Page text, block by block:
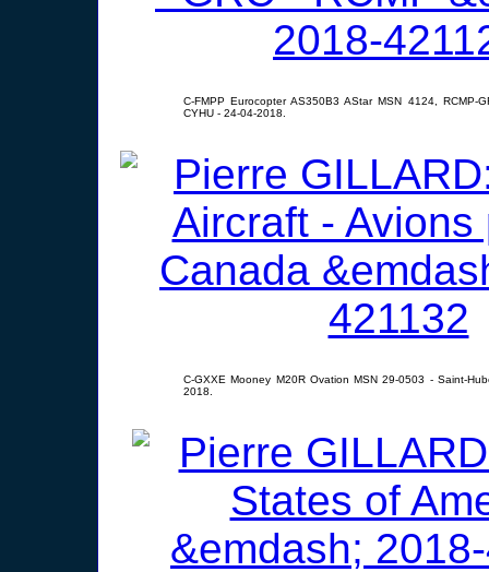
C-FMPP Eurocopter AS350B3 AStar MSN 4124, RCMP-
CYHU - 24-04-2018.
C-GXXE Mooney M20R Ovation MSN 29-0503 - Saint-
2018.